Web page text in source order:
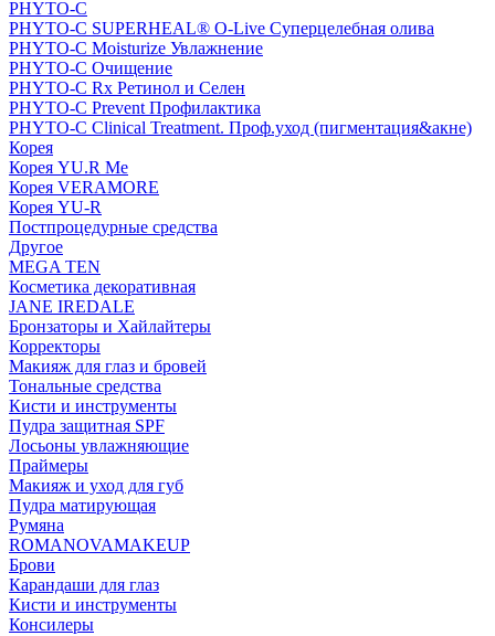
PHYTO-C
PHYTO-C SUPERHEAL® O-Live Суперцелебная олива
PHYTO-C Moisturize Увлажнение
PHYTO-C Очищение
PHYTO-C Rx Ретинол и Селен
PHYTO-C Prevent Профилактика
PHYTO-C Clinical Treatment. Проф.уход (пигментация&акне)
Корея
Корея YU.R Me
Корея VERAMORE
Корея YU-R
Постпроцедурные средства
Другое
MEGA TEN
Косметика декоративная
JANE IREDALE
Бронзаторы и Хайлайтеры
Корректоры
Макияж для глаз и бровей
Тональные средства
Кисти и инструменты
Пудра защитная SPF
Лосьоны увлажняющие
Праймеры
Макияж и уход для губ
Пудра матирующая
Румяна
ROMANOVAMAKEUP
Брови
Карандаши для глаз
Кисти и инструменты
Консилеры